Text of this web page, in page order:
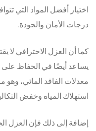
اختيار أفضل المواد التي
درجات الأمان والجودة.
كما أن العزل الاحترافي لا
يساعد أيضًا في الحفاظ على
معدلات الفاقد المائي،
استهلاك المياه وخفض
إضافة إلى ذلك فإن العزل